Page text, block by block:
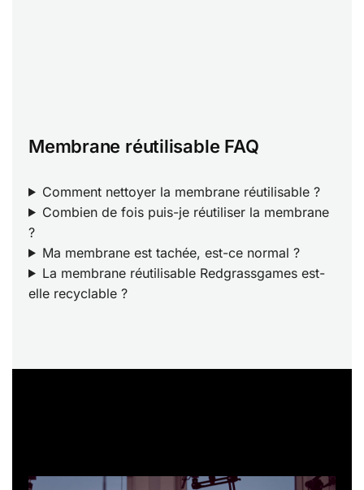
Membrane réutilisable FAQ
Comment nettoyer la membrane réutilisable ?
Combien de fois puis-je réutiliser la membrane
?
Ma membrane est tachée, est-ce normal ?
La membrane réutilisable Redgrassgames est-
elle recyclable ?